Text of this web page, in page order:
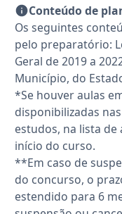
Conteúdo de
Os seguintes
pelo preparatório:
Geral de 2019 a
Município, do
*Se houver aulas
disponibilizadas
estudos, na lista de
início do curso.
**Em caso de
do concurso, o
estendido para 6